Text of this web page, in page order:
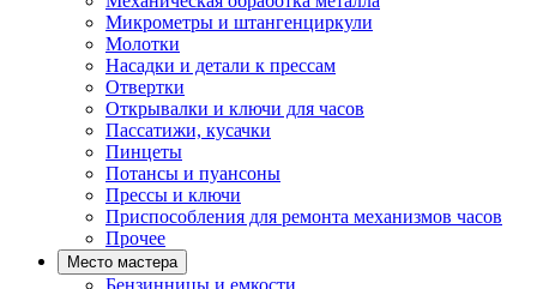
Микрометры и штангенциркули
Молотки
Насадки и детали к прессам
Отвертки
Открывалки и ключи для часов
Пассатижи, кусачки
Пинцеты
Потансы и пуансоны
Прессы и ключи
Приспособления для ремонта механизмов часов
Прочее
Место мастера
Бензинницы и емкости